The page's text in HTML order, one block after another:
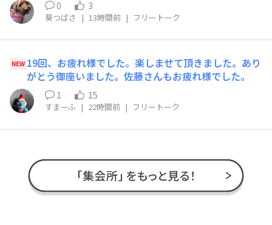
0 3
葵つばさ | 13時間前 | フリートーク
NEW 19回、お疲れ様でした。楽しませて頂きました。あり
がとう御座いました。佐藤さんもお疲れ様でした。
1 15
すまーふ | 22時間前 | フリートーク